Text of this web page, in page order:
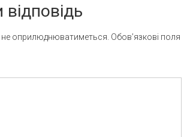
оприлюднюватиметься. Обов’язкові поля